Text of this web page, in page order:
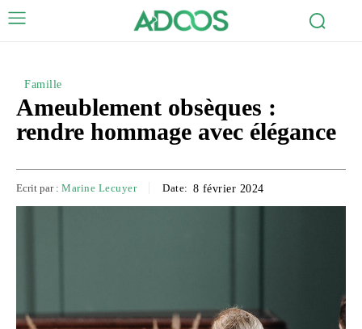
Famille
Ameublement obsèques :
rendre hommage avec élégance
Ecrit par : Marine Lecuyer Date: 8 février 2024